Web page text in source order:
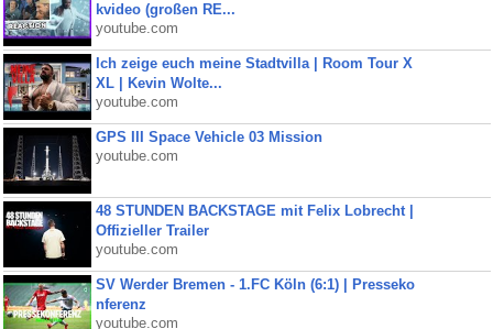
kvideo (großen RE...
youtube.com
Ich zeige euch meine Stadtvilla | Room Tour X
XL | Kevin Wolte...
youtube.com
GPS III Space Vehicle 03 Mission
youtube.com
48 STUNDEN BACKSTAGE mit Felix Lobrecht |
Offizieller Trailer
youtube.com
SV Werder Bremen - 1.FC Köln (6:1) | Presseko
nferenz
youtube.com